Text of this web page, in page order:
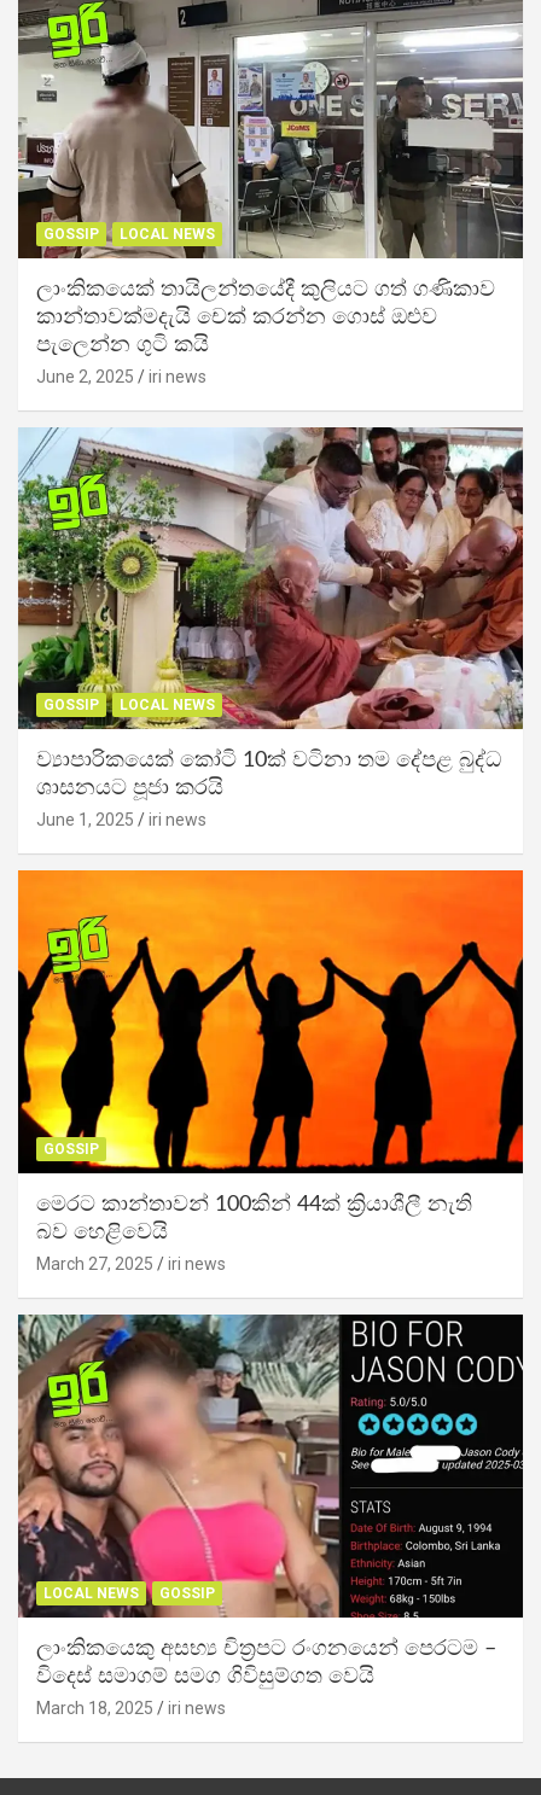
GOSSIP LOCAL NEWS
ලාංකිකයෙක් තායිලන්තයේදී කුලියට ගත් ගණිකාව
කාන්තාවක්මදැයි චෙක් කරන්න ගොස් ඔළුව
පැලෙන්න ගුටි කයි
June 2, 2025 iri news
GOSSIP LOCAL NEWS
ව්‍යාපාරිකයෙක් කෝටි 10ක් වටිනා තම දේපළ බුද්ධ
ශාසනයට පූජා කරයි
June 1, 2025 iri news
GOSSIP
මෙරට කාන්තාවන් 100කින් 44ක් ක්‍රියාශීලී නැති
බව හෙළිවෙයි
March 27, 2025 iri news
LOCAL NEWS GOSSIP
ලාංකිකයෙකු අසභ්‍ය චිත්‍රපට රංගනයෙන් පෙරටම –
විදෙස් සමාගම් සමග ගිවිසුම්ගත වෙයි
March 18, 2025 iri news